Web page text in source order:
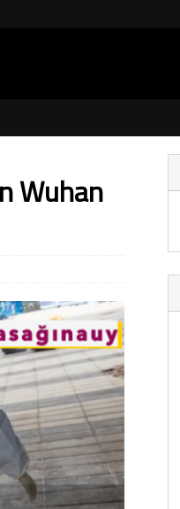
Wuhan